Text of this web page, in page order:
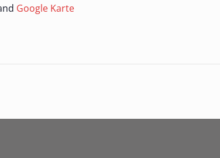
Google Karte